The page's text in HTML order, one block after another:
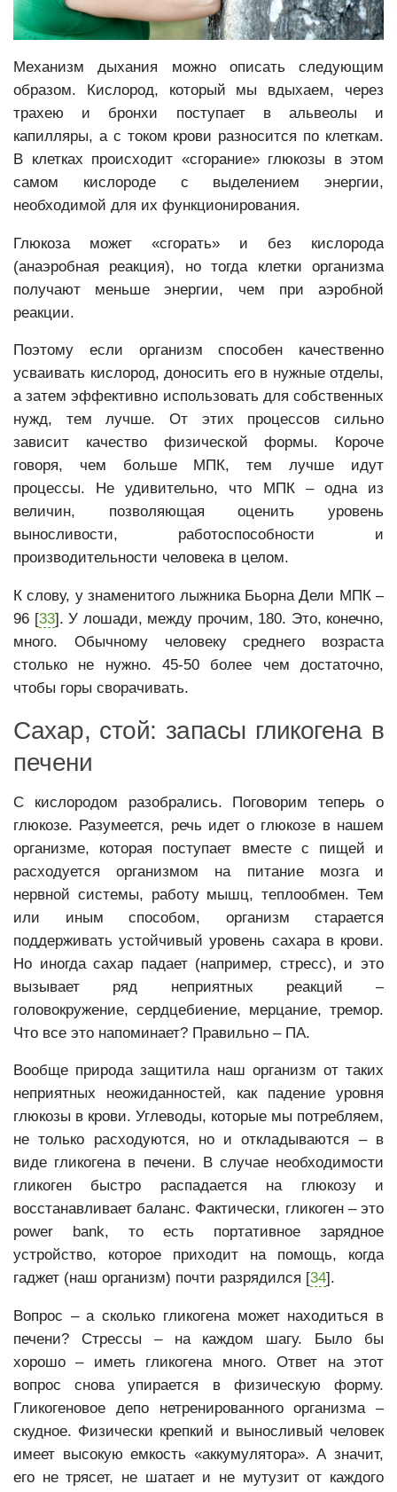
Механизм дыхания можно описать следующим
образом. Кислород, который мы вдыхаем, через
трахею и бронхи поступает в альвеолы и
капилляры, а с током крови разносится по клеткам.
В клетках происходит «сгорание» глюкозы в этом
самом кислороде с выделением энергии,
необходимой для их функционирования.
Глюкоза может «сгорать» и без кислорода
(анаэробная реакция), но тогда клетки организма
получают меньше энергии, чем при аэробной
реакции.
Поэтому если организм способен качественно
усваивать кислород, доносить его в нужные отделы,
а затем эффективно использовать для собственных
нужд, тем лучше. От этих процессов сильно
зависит качество физической формы. Короче
говоря, чем больше МПК, тем лучше идут
процессы. Не удивительно, что МПК – одна из
величин, позволяющая оценить уровень
выносливости, работоспособности и
производительности человека в целом.
К слову, у знаменитого лыжника Бьорна Дели МПК –
96 [33]. У лошади, между прочим, 180. Это, конечно,
много. Обычному человеку среднего возраста
столько не нужно. 45-50 более чем достаточно,
чтобы горы сворачивать.
Сахар, стой: запасы гликогена в
печени
С кислородом разобрались. Поговорим теперь о
глюкозе. Разумеется, речь идет о глюкозе в нашем
организме, которая поступает вместе с пищей и
расходуется организмом на питание мозга и
нервной системы, работу мышц, теплообмен. Тем
или иным способом, организм старается
поддерживать устойчивый уровень сахара в крови.
Но иногда сахар падает (например, стресс), и это
вызывает ряд неприятных реакций –
головокружение, сердцебиение, мерцание, тремор.
Что все это напоминает? Правильно – ПА.
Вообще природа защитила наш организм от таких
неприятных неожиданностей, как падение уровня
глюкозы в крови. Углеводы, которые мы потребляем,
не только расходуются, но и откладываются – в
виде гликогена в печени. В случае необходимости
гликоген быстро распадается на глюкозу и
восстанавливает баланс. Фактически, гликоген – это
power bank, то есть портативное зарядное
устройство, которое приходит на помощь, когда
гаджет (наш организм) почти разрядился [34].
Вопрос – а сколько гликогена может находиться в
печени? Стрессы – на каждом шагу. Было бы
хорошо – иметь гликогена много. Ответ на этот
вопрос снова упирается в физическую форму.
Гликогеновое депо нетренированного организма –
скудное. Физически крепкий и выносливый человек
имеет высокую емкость «аккумулятора». А значит,
его не трясет, не шатает и не мутузит от каждого